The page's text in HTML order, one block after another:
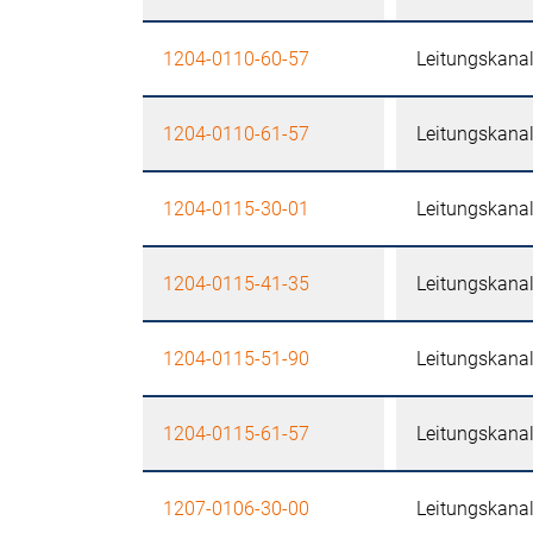
1204-0110-60-57
1204-0110-61-57
1204-0115-30-01
1204-0115-41-35
1204-0115-51-90
1204-0115-61-57
1207-0106-30-00